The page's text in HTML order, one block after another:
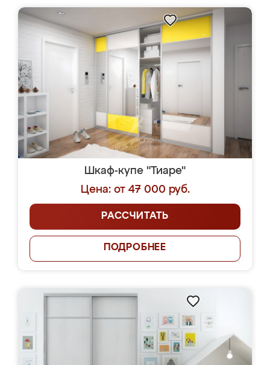
Шкаф-купе "Тиаре"
Цена: от 47 000 руб.
РАССЧИТАТЬ
ПОДРОБНЕЕ